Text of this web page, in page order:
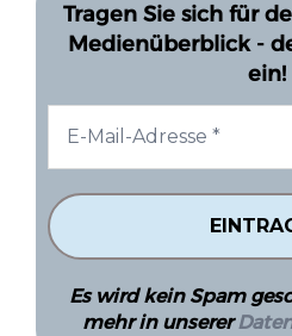
Tragen Sie sich für
Medienüberblick -
ein!
Es wird kein Spam
mehr in unserer